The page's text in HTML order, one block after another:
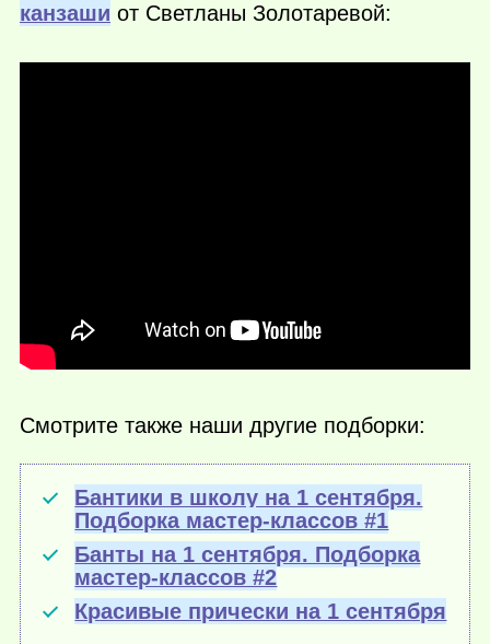
канзаши от Светланы Золотаревой:
Смотрите также наши другие подборки:
Бантики в школу на 1 сентября.
Подборка мастер-классов #1
Банты на 1 сентября. Подборка
мастер-классов #2
Красивые прически на 1 сентября